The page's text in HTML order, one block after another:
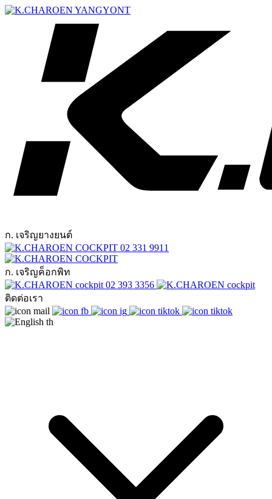
ก. เจริญยางยนต์
02 331 9911
ก. เจริญค็อกพิท
02 393 3356
ติดต่อเรา
th